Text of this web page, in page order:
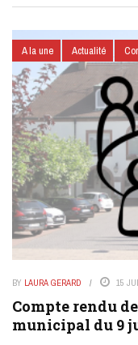
A la une Actualité
BY LAURA GERARD 15
Compte rendu
municipal du 9